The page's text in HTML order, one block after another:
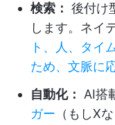
検索： 後付け
します。ネイ
ト、人、タイ
ため、文脈に
自動化： AI搭
ガー （もしX